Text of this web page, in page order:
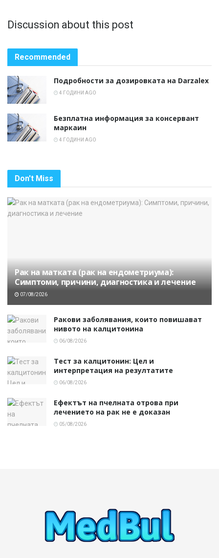
Discussion about this post
Recommended
Подробности за дозировката на Darzalex
4 ГОДИНИ AGO
Безплатна информация за консервант
маркаин
4 ГОДИНИ AGO
Don't Miss
Рак на матката (рак на ендометриума):
Симптоми, причини, диагностика и лечение
07/08/2026
Ракови заболявания, които повишават
нивото на калцитонина
06/08/2026
Тест за калцитонин: Цел и
интерпретация на резултатите
06/08/2026
Ефектът на пчелната отрова при
лечението на рак не е доказан
05/08/2026